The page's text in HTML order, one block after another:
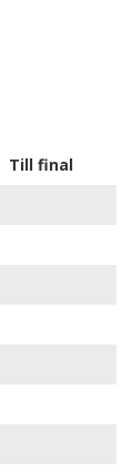
Till final